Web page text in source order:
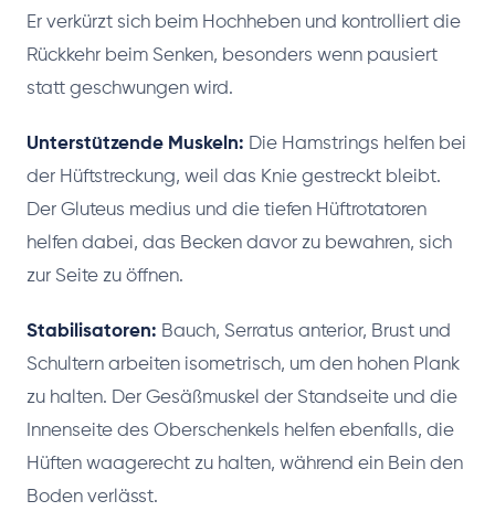
Er verkürzt sich beim Hochheben und kontrolliert die
Rückkehr beim Senken, besonders wenn pausiert
statt geschwungen wird.
Unterstützende Muskeln: Die Hamstrings helfen bei
der Hüftstreckung, weil das Knie gestreckt bleibt.
Der Gluteus medius und die tiefen Hüftrotatoren
helfen dabei, das Becken davor zu bewahren, sich
zur Seite zu öffnen.
Stabilisatoren: Bauch, Serratus anterior, Brust und
Schultern arbeiten isometrisch, um den hohen Plank
zu halten. Der Gesäßmuskel der Standseite und die
Innenseite des Oberschenkels helfen ebenfalls, die
Hüften waagerecht zu halten, während ein Bein den
Boden verlässt.